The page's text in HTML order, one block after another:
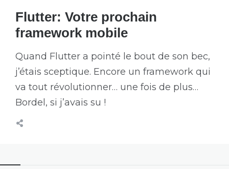
Flutter: Votre prochain
framework mobile
Quand Flutter a pointé le bout de son bec,
j’étais sceptique. Encore un framework qui
va tout révolutionner… une fois de plus…
Bordel, si j’avais su !